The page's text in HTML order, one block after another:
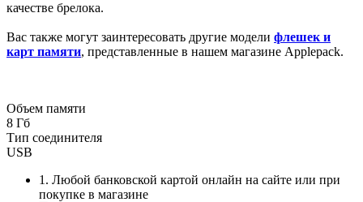
качестве брелока.
Вас также могут заинтересовать другие модели флешек и
карт памяти, представленные в нашем магазине Applepack.
Объем памяти
8 Гб
Тип соединителя
USB
1. Любой банковской картой онлайн на сайте или при
покупке в магазине